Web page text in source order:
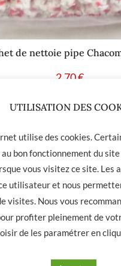
de nettoie pipe
2.70€
Ajouter à mes produits
bis rue des Tilleuls 30900